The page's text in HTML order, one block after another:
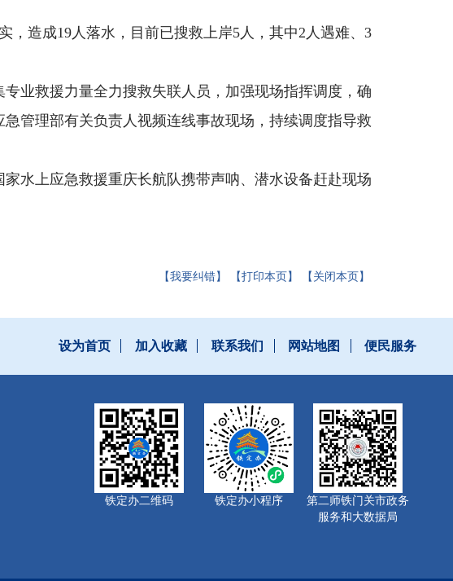
，造成19人落水，目前已搜救上岸5人，其中2人遇难、3
业救援力量全力搜救失联人员，加强现场指挥调度，确
管理部有关负责人视频连线事故现场，持续调度指导救
水上应急救援重庆长航队携带声呐、潜水设备赶赴现场
【我要纠错】 【打印本页】 【关闭本页】
设为首页 加入收藏 联系我们 网站地图 便民服务
铁定办二维码 铁定办小程序
第二师铁门关市政务
服务和大数据局